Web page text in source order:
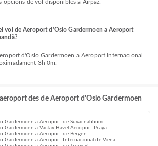
opcions de vol disponibles a Airpaz.
vol de Aeroport d'Oslo Gardermoen a Aeroport
3h 0m.
des de Aeroport d'Oslo Gardermoen
Gardermoen a Aeroport de Suvarnabhumi
Gardermoen a Václav Havel Aeroport Praga
Gardermoen a Aeroport de Bergen
Gardermoen a Aeroport Internacional de Viena